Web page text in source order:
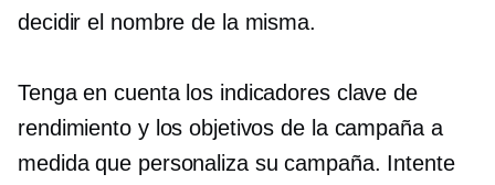
decidir el nombre de la misma.
Tenga en cuenta los indicadores clave de
rendimiento y los objetivos de la campaña a
medida que personaliza su campaña. Intente